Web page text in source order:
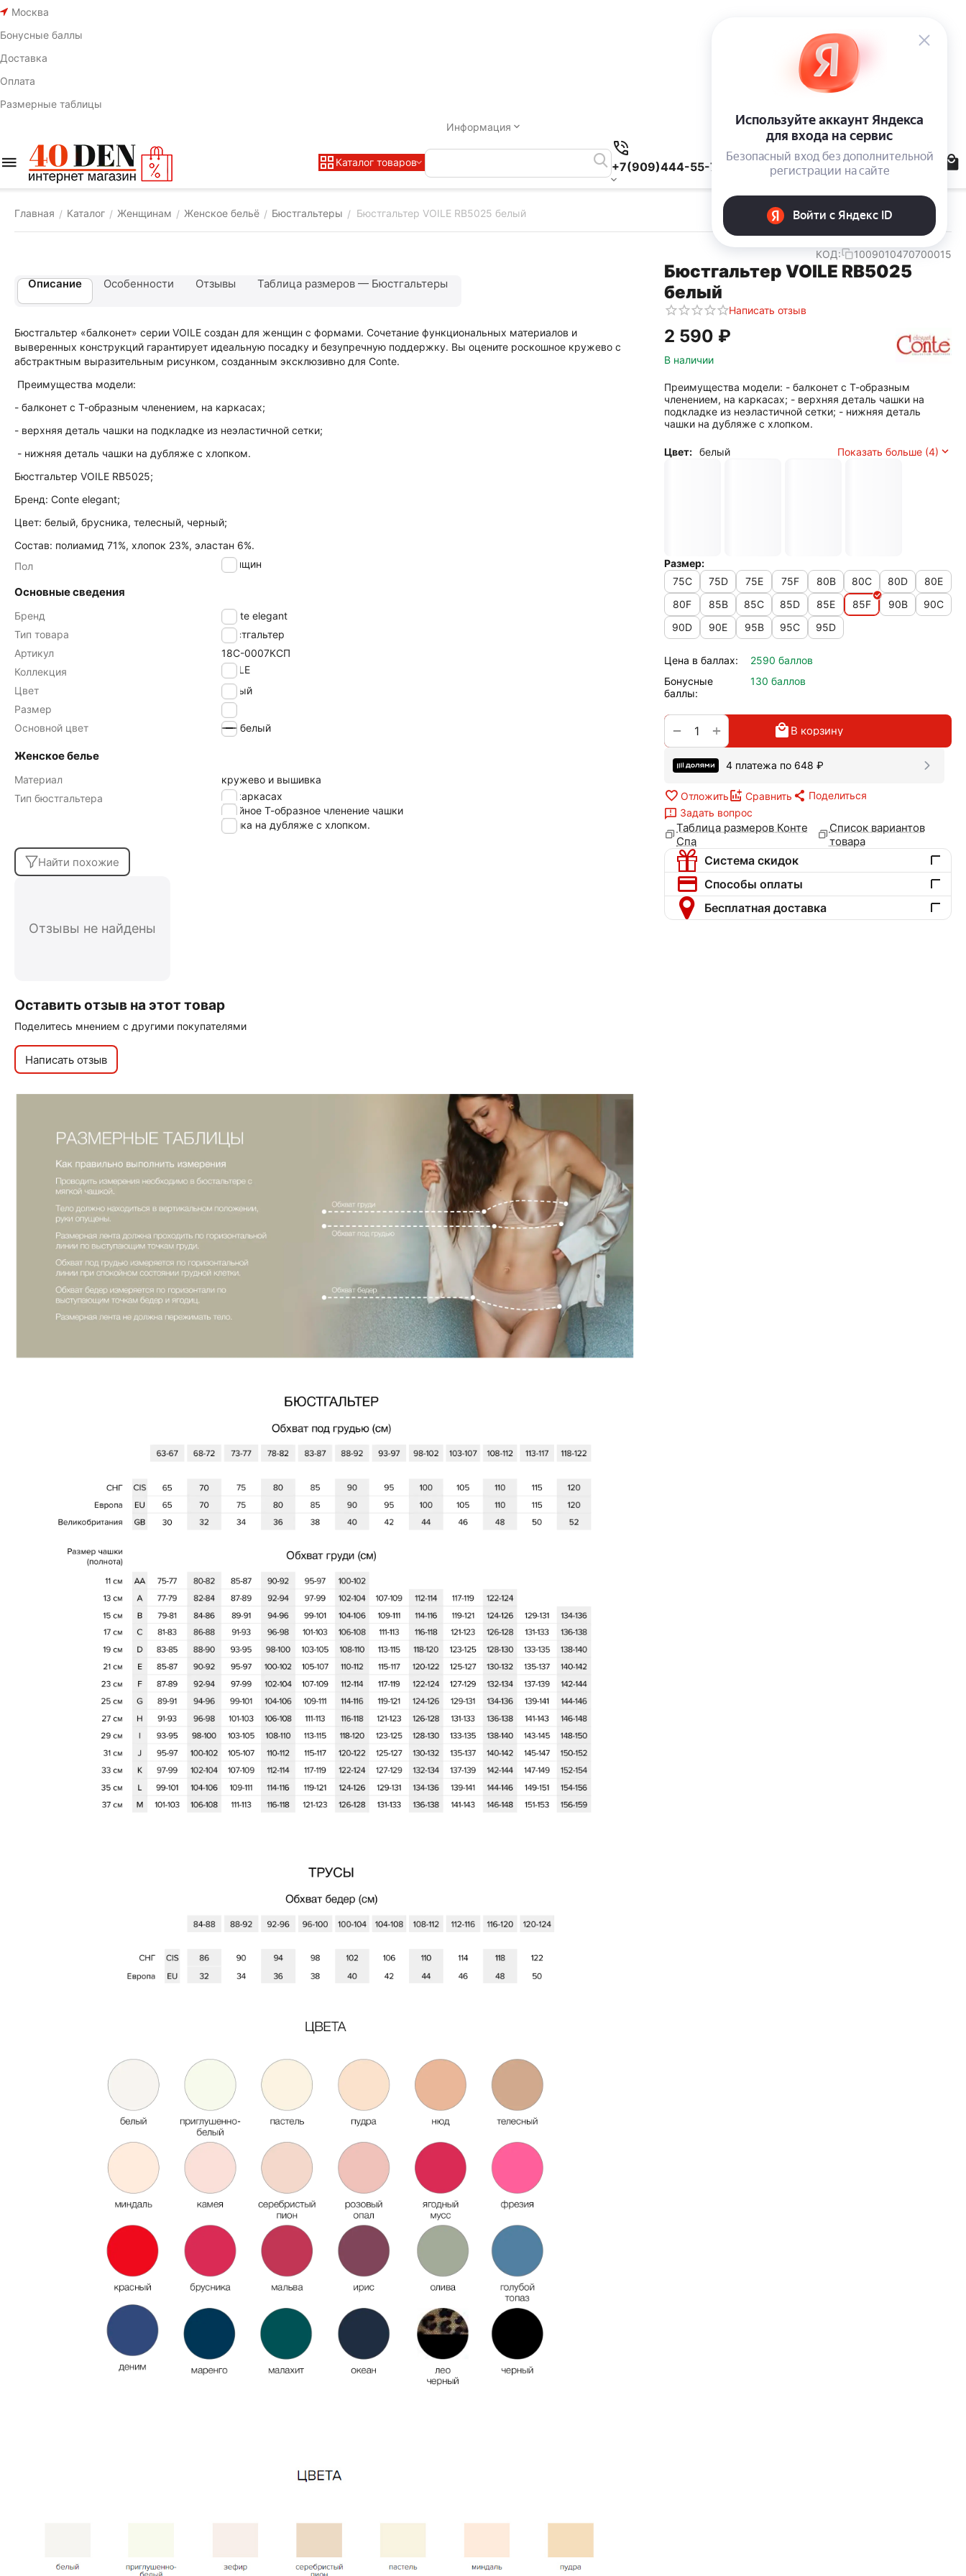
Москва
Бонусные баллы
Доставка
Оплата
Размерные таблицы
Информация
Каталог товаров +7(909)444-55-78
Главная / Каталог / Женщинам / Женское бельё / Бюстгальтеры / Бюстгальтер VOILE RB5025 белый
КОД: 1009010470700015
Бюстгальтер VOILE RB5025
белый
Написать отзыв
2 590 ₽
В наличии
Преимущества модели: - балконет с Т-образным
членением, на каркасах; - верхняя деталь чашки на
подкладке из неэластичной сетки; - нижняя деталь
чашки на дубляже с хлопком.
Цвет: белый Показать больше (4)
Размер:
75C
75D 75E 75F 80B 80C 80D
80E
80F
85B 85C 85D 85E 85F 90B
90C
90D
90E 95B 95C 95D
Цена в баллах:
2590 баллов
Бонусные
баллы:
130 баллов
+
− В корзину
4 платежа по 648 ₽
Отложить Сравнить
Поделиться
Задать вопрос
Таблица размеров Конте
Спа
Список вариантов
товара
Система скидок
Способы оплаты
Бесплатная доставка
Описание Особенности Отзывы Таблица размеров — Бюстгальтеры
Бюстгальтер «балконет» серии VOILE создан для женщин с формами. Сочетание функциональных материалов и
выверенных конструкций гарантирует идеальную посадку и безупречную поддержку. Вы оцените роскошное кружево с
абстрактным выразительным рисунком, созданным эксклюзивно для Conte.
Преимущества модели:
- балконет с Т-образным членением, на каркасах;
- верхняя деталь чашки на подкладке из неэластичной сетки;
- нижняя деталь чашки на дубляже с хлопком.
Бюстгальтер VOILE RB5025;
Бренд: Conte elegant;
Цвет: белый, брусника, телесный, черный;
Состав: полиамид 71%, хлопок 23%, эластан 6%.
Пол
женщин
Основные сведения
Бренд
Conte elegant
Тип товара
Бюстгальтер
Артикул
18С-0007КСП
Коллекция
VOILE
Цвет
белый
Размер
85F
Основной цвет
белый
Женское белье
Материал
кружево и вышивка
Тип бюстгальтера
на каркасах
тройное Т-образное членение чашки
чашка на дубляже с хлопком.
Найти похожие
Отзывы не найдены
Оставить отзыв на этот товар
Поделитесь мнением с другими покупателями
Написать отзыв